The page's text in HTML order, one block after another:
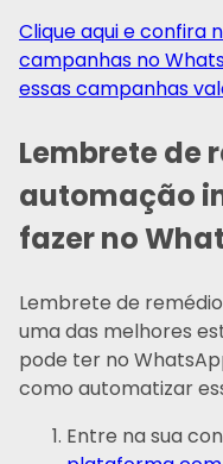
Clique aqui e confira
campanhas no
essas campanhas
Lembrete de
automação
fazer no
Lembrete de
uma das melhores
pode ter no
como automatizar
Entre na sua